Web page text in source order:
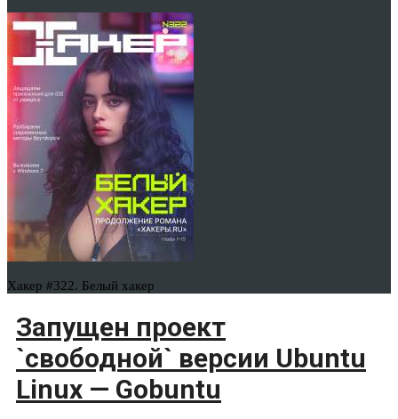
Хакер #322. Белый хакер
Запущен проект
`свободной` версии Ubuntu
Linux — Gobuntu